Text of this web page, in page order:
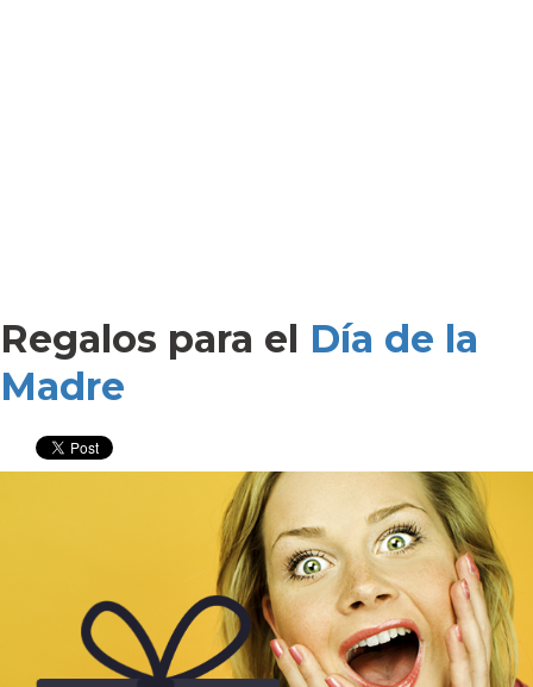
Regalos para el Día de la
Madre